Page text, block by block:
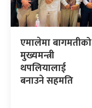
एमालेमा बागमतीको
मुख्यमन्त्री
थपलियालाई
बनाउने सहमति